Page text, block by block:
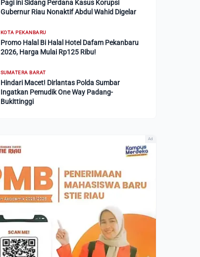
Pagi ini Sidang Perdana Kasus Korupsi
Gubernur Riau Nonaktif Abdul Wahid Digelar
KOTA PEKANBARU
Promo Halal Bi Halal Hotel Dafam Pekanbaru
2026, Harga Mulai Rp125 Ribu!
SUMATERA BARAT
Hindari Macet! Dirlantas Polda Sumbar
Ingatkan Pemudik One Way Padang-
Bukittinggi
Ad